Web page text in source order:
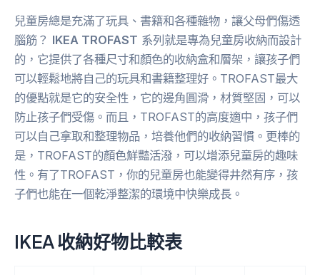
兒童房總是充滿了玩具、書籍和各種雜物，讓父母們傷透
腦筋？ IKEA TROFAST 系列就是專為兒童房收納而設計
的，它提供了各種尺寸和顏色的收納盒和層架，讓孩子們
可以輕鬆地將自己的玩具和書籍整理好。TROFAST最大
的優點就是它的安全性，它的邊角圓滑，材質堅固，可以
防止孩子們受傷。而且，TROFAST的高度適中，孩子們
可以自己拿取和整理物品，培養他們的收納習慣。更棒的
是，TROFAST的顏色鮮豔活潑，可以增添兒童房的趣味
性。有了TROFAST，你的兒童房也能變得井然有序，孩
子們也能在一個乾淨整潔的環境中快樂成長。
IKEA 收納好物比較表